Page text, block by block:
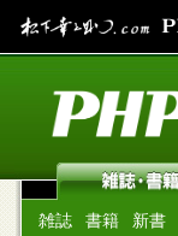
雑誌 書籍 新書